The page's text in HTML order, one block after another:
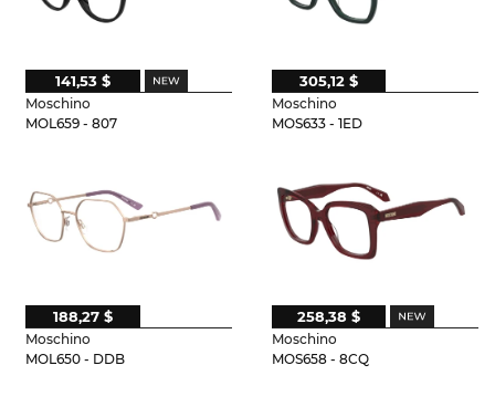
Moschino
MOL659 - 807
141,53 $
Moschino
MOS633 - 1ED
305,12 $
Moschino
MOL650 - DDB
188,27 $
Moschino
MOS658 - 8CQ
258,38 $